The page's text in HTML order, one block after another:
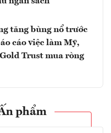
tăng bùng nổ trước
cáo việc làm Mỹ,
Trust mua ròng
phẩm